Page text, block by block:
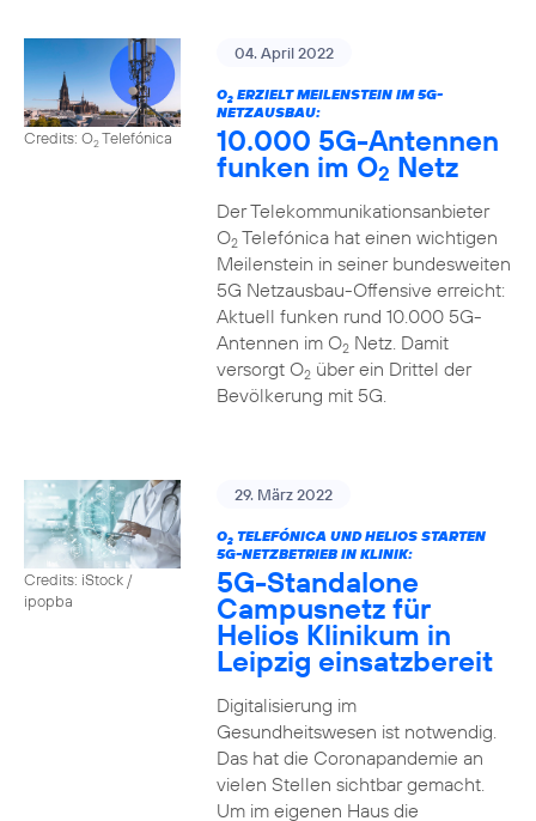
Credits: O2Telefónica
04. April 2022
O2ERZIELT MEILENSTEIN IM 5G-
NETZAUSBAU:
10.000 5G-Antennen
funken im O2 Netz
Der Telekommunikationsanbieter
O2Telefónica hat einen wichtigen
Meilenstein in seiner bundesweiten
5G Netzausbau-Offensive erreicht:
Aktuell funken rund 10.000 5G-
Antennen im O2Netz. Damit
versorgt O2über ein Drittel der
Bevölkerung mit 5G.
Credits: iStock /
ipopba
29. März 2022
O2TELEFÓNICA UND HELIOS STARTEN
5G-NETZBETRIEB IN KLINIK:
5G-Standalone
Campusnetz für
Helios Klinikum in
Leipzig einsatzbereit
Digitalisierung im
Gesundheitswesen ist notwendig.
Das hat die Coronapandemie an
vielen Stellen sichtbar gemacht.
Um im eigenen Haus die